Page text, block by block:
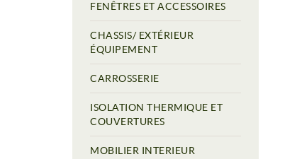
FENÊTRES ET ACCESSOIRES
CHASSIS/ EXTÉRIEUR
ÉQUIPEMENT
CARROSSERIE
ISOLATION THERMIQUE ET
COUVERTURES
MOBILIER INTERIEUR